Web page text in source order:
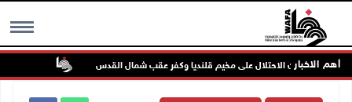
MENU أهم الاخبار